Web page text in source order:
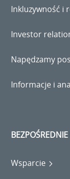
Inkluzywność i
Investor
Napędzamy
Informacje i
Wsparcie